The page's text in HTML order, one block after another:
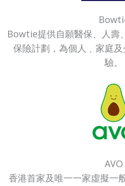
Bowtie提供自願醫保、人壽
保險計劃，為個人﹑家庭
驗。
AVO
香港首家及唯一一家虛擬一